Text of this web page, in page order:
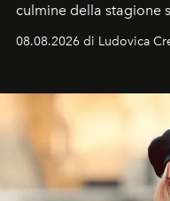
culmine della stagione
favorevole della Luna
ideale per la notte delle
08.08.2026 di Ludovica